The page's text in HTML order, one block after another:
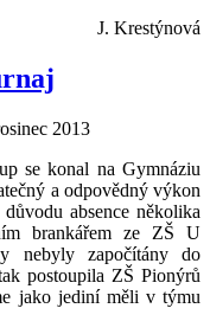
J. Krestýnová
2013
se konal na Gymnáziu
a odpovědný výkon
absence několika
brankářem ze ZŠ U
nebyly započítány do
postoupila ZŠ Pionýrů
jako jediní měli v týmu